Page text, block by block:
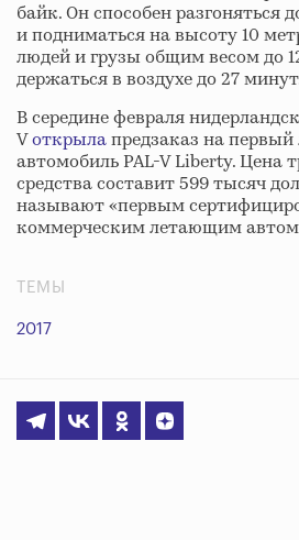
байк. Он способен разгоняться
и подниматься на высоту 10
людей и грузы общим весом до
держаться в воздухе до 27
В середине февраля
Vоткрылапредзаказ на
автомобиль PAL-V Liberty. Цена
средства составит 599 тысяч
называют «первым
коммерческим летающим
ТЕМЫ
2017